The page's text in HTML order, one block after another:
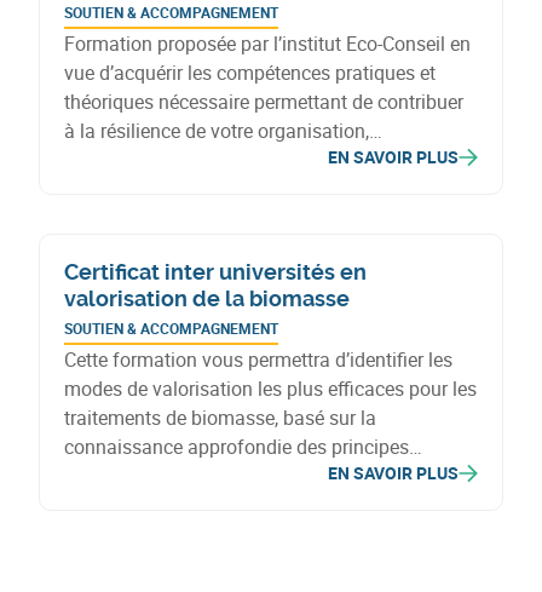
SOUTIEN & ACCOMPAGNEMENT
Formation proposée par l’institut Eco-Conseil en
vue d’acquérir les compétences pratiques et
théoriques nécessaire permettant de contribuer
à la résilience de votre organisation,
d’accompagner le changement vers l’économie
EN SAVOIR PLUS
Certificat inter universités en
valorisation de la biomasse
SOUTIEN & ACCOMPAGNEMENT
Cette formation vous permettra d’identifier les
modes de valorisation les plus efficaces pour les
traitements de biomasse, basé sur la
connaissance approfondie des principes
scientifiques et des technologies existants.
EN SAVOIR PLUS